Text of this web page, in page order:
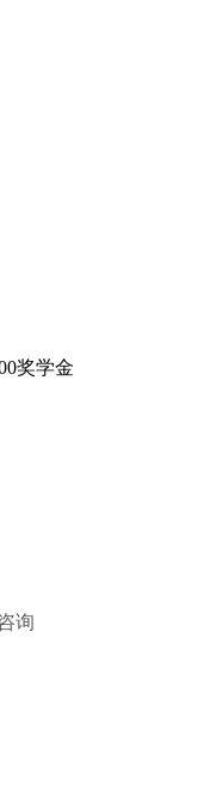
奖学金
询